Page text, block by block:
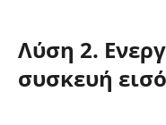
Λύση 2.
συσκευή